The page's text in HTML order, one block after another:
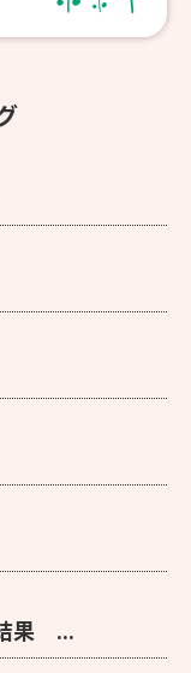
果 ...